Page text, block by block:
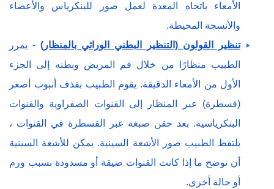
الأمعاء باتجاه المعدة لعمل صور للبنكرياس والأعضاء
والأنسجة المحيطة.
تنظير القولون (التنظير البطني الوراثي بالمنظار) - يمرر
الطبيب منظارًا من خلال فم المريض وبطنه إلى الجزء
الأول من الأمعاء الدقيقة. يقوم الطبيب بقذف أنبوب أصغر
(قسطرة) عبر المنظار إلى القنوات الصفراوية والقنوات
البنكرياسية. بعد حقن صبغة عبر القسطرة في القنوات ،
يلتقط الطبيب صور الأشعة السينية. يمكن للأشعة السينية
أن توضح ما إذا كانت القنوات ضيقة أو مسدودة بسبب ورم
أو حالة أخرى.